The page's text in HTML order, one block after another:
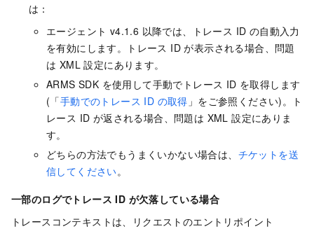
は：
エージェント v4.1.6 以降では、トレース ID の自動入力
を有効にします。トレース ID が表示される場合、問題
は XML 設定にあります。
ARMS SDK を使用して手動でトレース ID を取得します
(「手動でのトレース ID の取得 」をご参照ください)。ト
レース ID が返される場合、問題は XML 設定にありま
す。
どちらの方法でもうまくいかない場合は、 チケットを送
信してください。
一部のログでトレース ID が欠落している場合
トレースコンテキストは、リクエストのエントリポイント